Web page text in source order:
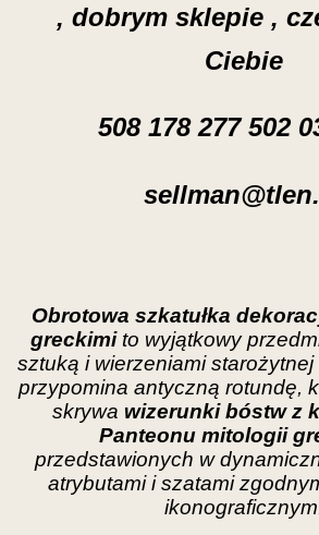
, dobrym sklepie ,
Ciebie
508 178 277502
Obrotowa szkatułka
greckimito wyjątkowy
sztuką i wierzeniami starożytnej
przypomina antyczną rotundę,
skrywa wizerunki bóstw z
Panteonu mitologii
przedstawionych w
atrybutami i szatami